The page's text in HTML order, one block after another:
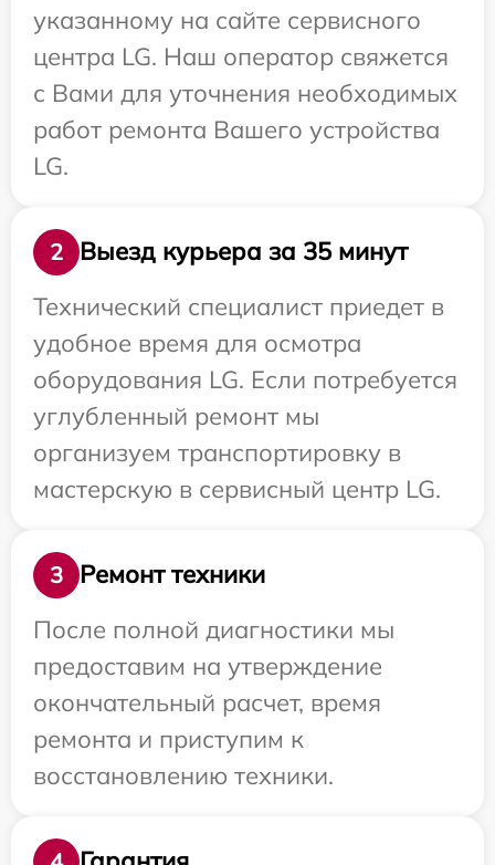
указанному на сайте сервисного
центра LG. Наш оператор свяжется
с Вами для уточнения необходимых
работ ремонта Вашего устройства
LG.
2
Выезд курьера за 35 минут
Технический специалист приедет в
удобное время для осмотра
оборудования LG. Если потребуется
углубленный ремонт мы
организуем транспортировку в
мастерскую в сервисный центр LG.
3
Ремонт техники
После полной диагностики мы
предоставим на утверждение
окончательный расчет, время
ремонта и приступим к
восстановлению техники.